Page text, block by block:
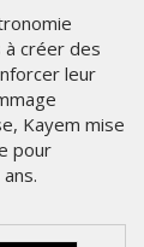
à créer des
leur
Kayem mise
pour